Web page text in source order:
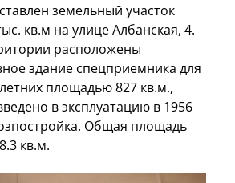
земельный участок
кв.м на улице Албанская, 4.
расположены
здание спецприемника для
площадью 827 кв.м.,
в эксплуатацию в 1956
Общая площадь
кв.м.